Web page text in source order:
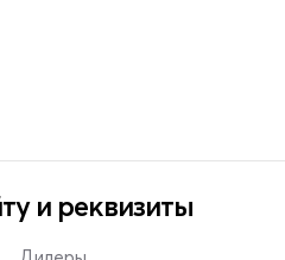
и реквизиты